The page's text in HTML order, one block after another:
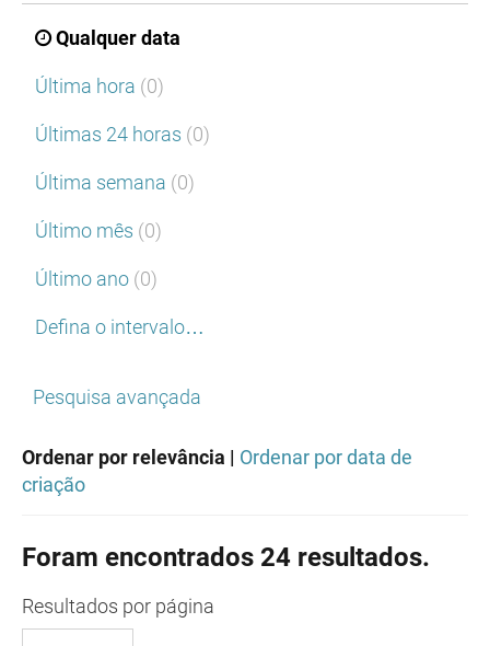
Qualquer data
Última hora (0)
Últimas 24 horas (0)
Última semana (0)
Último mês (0)
Último ano (0)
Defina o intervalo…
Pesquisa avançada
Ordenar por relevância | Ordenar por data de
criação
Foram encontrados 24 resultados.
Resultados por página